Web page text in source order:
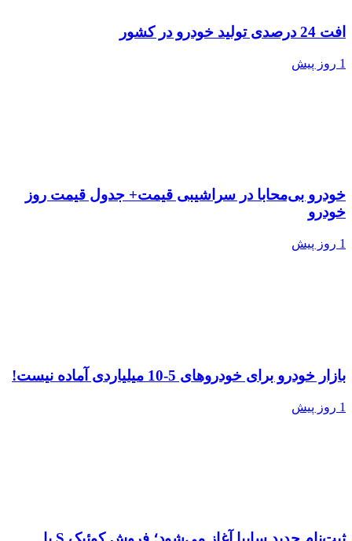
افت 24 درصدی تولید خودرو در کشور
1 روز پیش
خودرو بی‌محابا در سراشیبی قیمت+ جدول قیمت روز
خودرو
1 روز پیش
بازار خودرو برای خودروهای 5-10 میلیاردی آماده نیست!
1 روز پیش